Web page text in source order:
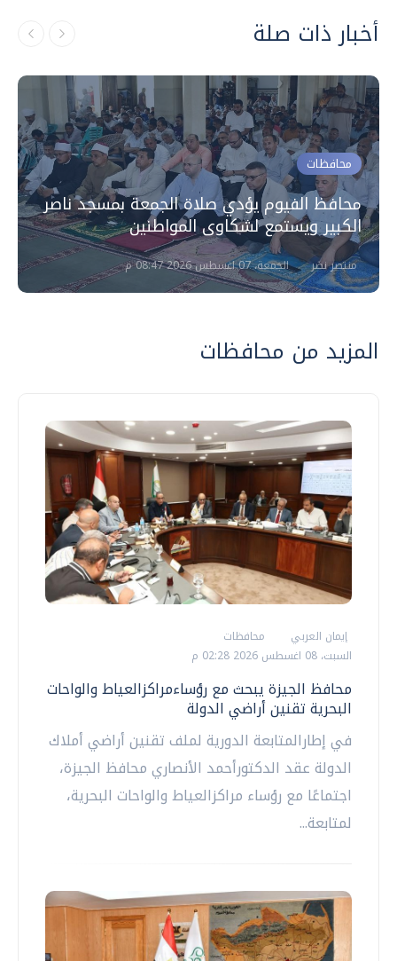
أخبار ذات صلة
محافظات
محافظ الفيوم يؤدي صلاة الجمعة بمسجد ناصر
الكبير ويستمع لشكاوى المواطنين
منتصر نضر الجمعة، 07 اغسطس 2026 08:47 م
المزيد من محافظات
إيمان العربي
محافظات
السبت، 08 اغسطس 2026 02:28 م
محافظ الجيزة يبحث مع رؤساءمراكزالعياط والواحات
البحرية تقنين أراضي الدولة
في إطارالمتابعة الدورية لملف تقنين أراضي أملاك
الدولة عقد الدكتورأحمد الأنصاري محافظ الجيزة،
اجتماعًا مع رؤساء مراكزالعياط والواحات البحرية،
لمتابعة...